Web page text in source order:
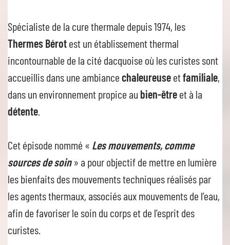
Spécialiste de la cure thermale depuis 1974, les
Thermes Bérotest un établissement thermal
incontournable de la cité dacquoise où les curistes sont
accueillis dans une ambiancechaleureuseetfamiliale,
dans un environnement propice au bien-êtreet à la
détente
Cet épisode nommé « Les mouvements, comme
sources de soin» a pour objectif de mettre en lumière
les bienfaits des mouvements techniques réalisés par
les agents thermaux, associés aux mouvements de l’eau,
afin de favoriser le soin du corps et de l’esprit des
curistes.